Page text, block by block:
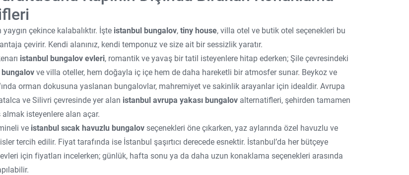
çekince kalabalıktır. İşte istanbul bungalov, tiny house, villa otel ve butik otel seçenekleri bu
çevirir. Kendi alanınız, kendi temponuz ve size ait bir sessizlik yaratır.
istanbul bungalov evleri, romantik ve yavaş bir tatil isteyenlere hitap ederken; Şile çevresindeki
ve villa oteller, hem doğayla iç içe hem de daha hareketli bir atmosfer sunar. Beykoz ve
orman dokusuna yaslanan bungalovlar, mahremiyet ve sakinlik arayanlar için idealdir. Avrupa
ve Silivri çevresinde yer alan istanbul avrupa yakası bungalov alternatifleri, şehirden tamamen
isteyenlere alan açar.
ve istanbul sıcak havuzlu bungalov seçenekleri öne çıkarken, yaz aylarında özel havuzlu ve
tercih edilir. Fiyat tarafında ise İstanbul şaşırtıcı derecede esnektir. İstanbul’da her bütçeye
için fiyatları incelerken; günlük, hafta sonu ya da daha uzun konaklama seçenekleri arasında